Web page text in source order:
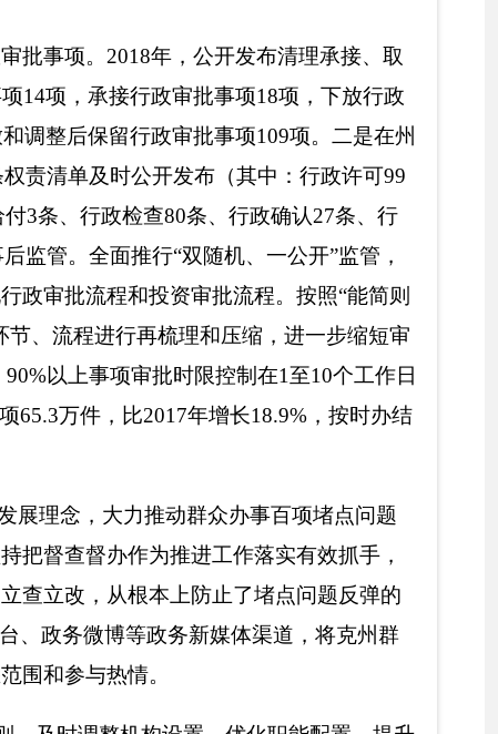
优化职能配置，提升
督管理等 相关部门机
体制改革同步全面完
“财政预决算”专题栏目
情况和2019年财政预
住房、建议议案等涉
，
确保了让“财政资
督、安居富民、住
，自觉接受社会各
题栏目，对水环境质
布，并充分发
督抽检结果、食用农